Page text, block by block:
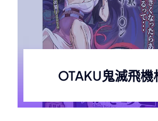
OTAKU鬼滅飛機